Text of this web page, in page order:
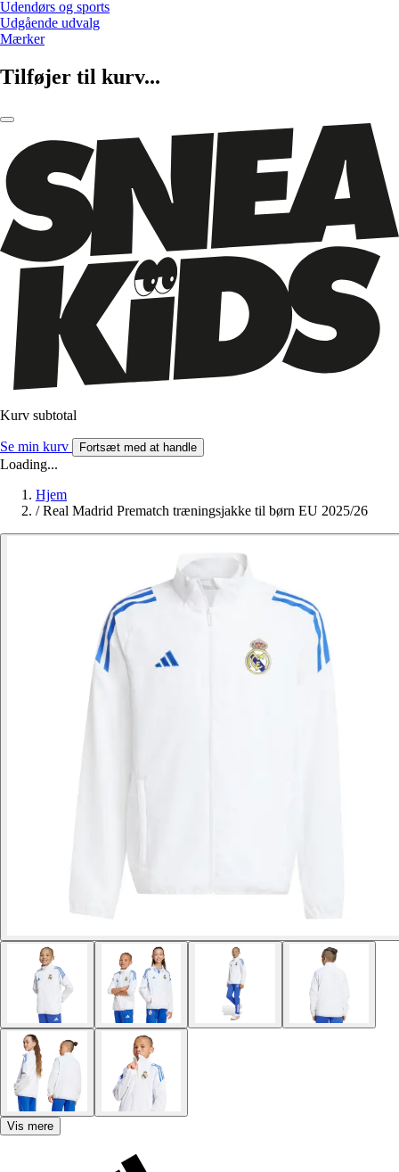
Udendørs og sports
Udgående udvalg
Mærker
Tilføjer til kurv...
Kurv subtotal
Se min kurv Fortsæt med at handle
Loading...
Hjem
/ Real Madrid Prematch træningsjakke til børn EU 2025/26
Vis mere